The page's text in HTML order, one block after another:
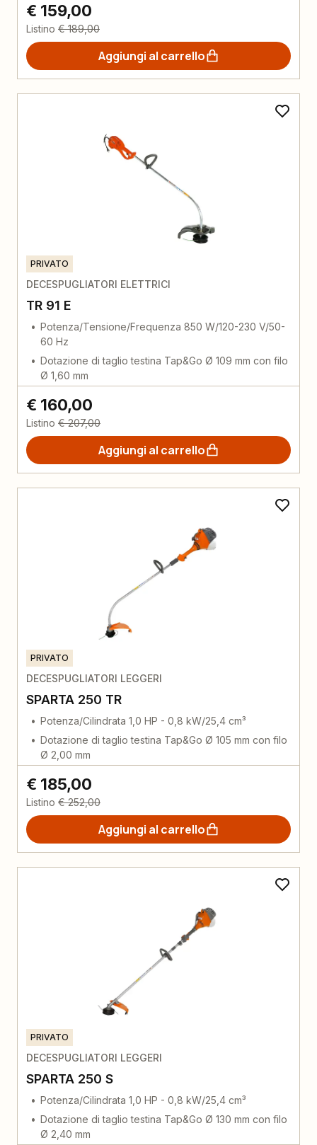
€ 159,00
Listino € 189,00
Aggiungi al carrello
PRIVATO
DECESPUGLIATORI ELETTRICI
TR 91 E
Potenza/Tensione/Frequenza 850 W/120-230 V/50-
60 Hz
Dotazione di taglio testina Tap&Go Ø 109 mm con filo
Ø 1,60 mm
€ 160,00
Listino € 207,00
Aggiungi al carrello
PRIVATO
DECESPUGLIATORI LEGGERI
SPARTA 250 TR
Potenza/Cilindrata 1,0 HP - 0,8 kW/25,4 cm³
Dotazione di taglio testina Tap&Go Ø 105 mm con filo
Ø 2,00 mm
€ 185,00
Listino € 252,00
Aggiungi al carrello
PRIVATO
DECESPUGLIATORI LEGGERI
SPARTA 250 S
Potenza/Cilindrata 1,0 HP - 0,8 kW/25,4 cm³
Dotazione di taglio testina Tap&Go Ø 130 mm con filo
Ø 2,40 mm